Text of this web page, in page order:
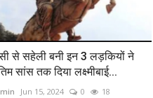
से सहेली बनी इन 3 लड़कियों ने
सांस तक दिया लक्ष्मीबाई...
Jun 15, 2024 0 18